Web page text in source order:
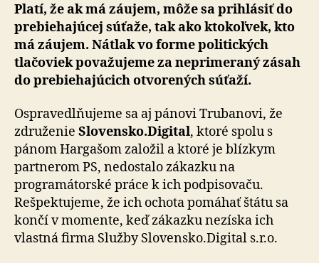
Platí, že ak má záujem, môže sa prihlásiť do
pre­bie­ha­jú­cej súťaže, tak ako ktokoľvek, kto
má záujem. Nátlak vo forme politických
tlačoviek považujeme za ne­pri­me­ra­ný zásah
do prebiehajúcich otvorených súťaží.
Ospravedlňujeme sa aj pánovi Trubanovi, že
združenie Slovensko.Digital, ktoré spolu s
pánom Hargašom založil a ktoré je blízkym
partnerom PS, nedostalo zákazku na
programátorské práce k ich podpisovaču.
Rešpektujeme, že ich ochota pomáhať štátu sa
končí v momente, keď zákazku nezíska ich
vlastná firma Služby Slo­ven­sko.Di­gi­tal s.r.o.